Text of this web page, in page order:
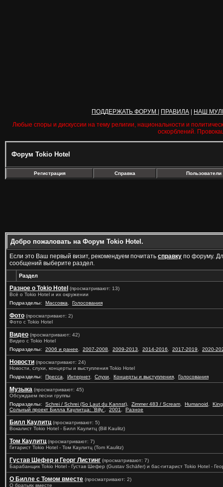
ПОДДЕРЖАТЬ ФОРУМ ПРАВИЛА
НАШ
Любые споры и дискуссии на тему религии, национальности и
оскорблений.
Форум Tokio Hotel
Регистрация Справка Пользователи
Добро пожаловать на Форум Tokio Hotel.
Если это Ваш первый визит, рекомендуем почитать справку по форуму.
сообщений выберите раздел.
Раздел
Разное о Tokio Hotel (просматривают: 13)
Всё о Tokio Hotel и их окружении
Подразделы: Массовка Голосования
Фото (просматривают: 2)
Фото с Tokio Hotel
Видео (просматривают: 42)
Видео с Tokio Hotel
Подразделы: 2006 и ранее 2007-2008 2009-2013 2014-2016 2017-2019 2020-
Новости (просматривают: 24)
Новости, слухи, концерты и выступления Tokio Hotel
Подразделы: Пресса Интернет, Слухи Концерты и выступления Голосования
Музыка (просматривают: 45)
Обсуждаем песни группы
Подразделы: Schrei / Schrei (So Laut du Kannst) Zimmer 483 / Scream Humanoid
Сольный проект Билла Каулитца: `Billy`
2001 Разное
Билл Каулитц (просматривают: 5)
Вокалист Tokio Hotel - Билл Каулитц (Bill Kaulitz)
Том Каулитц (просматривают: 7)
Гитарист Tokio Hotel - Том Каулитц (Tom Kaulitz)
Густав Шефер и Георг Листинг (просматривают: 7)
Барабанщик Tokio Hotel - Густав Шефер (Gustav Schäfer) и бас-гитарист Tokio Hotel -
О Билле с Томом вместе (просматривают: 2)
О братьях вместе